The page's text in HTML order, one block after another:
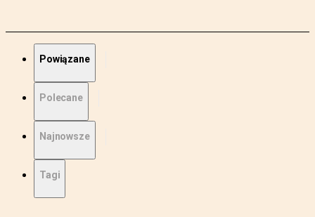
Powiązane
Polecane
Najnowsze
Tagi